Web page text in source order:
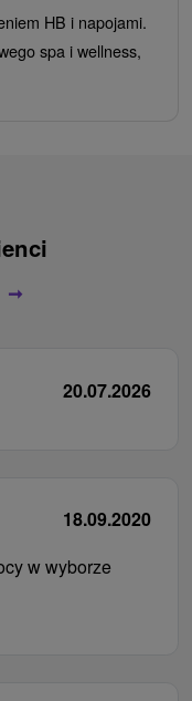
HB i napojami.
spa i wellness,
20.07.2026
18.09.2020
w wyborze